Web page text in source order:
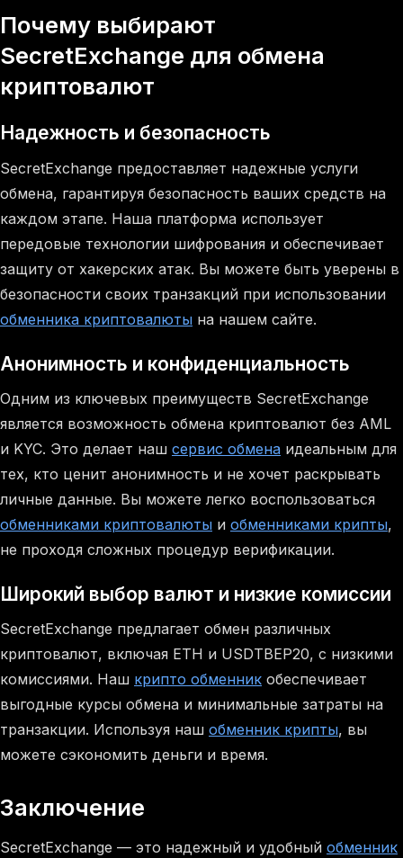
Почему выбирают
SecretExchange для обмена
криптовалют
Надежность и безопасность
SecretExchange предоставляет надежные услуги
обмена, гарантируя безопасность ваших средств на
каждом этапе. Наша платформа использует
передовые технологии шифрования и обеспечивает
защиту от хакерских атак. Вы можете быть уверены в
безопасности своих транзакций при использовании
обменника криптовалюты на нашем сайте.
Анонимность и конфиденциальность
Одним из ключевых преимуществ SecretExchange
является возможность обмена криптовалют без AML
и KYC. Это делает наш сервис обмена идеальным для
тех, кто ценит анонимность и не хочет раскрывать
личные данные. Вы можете легко воспользоваться
обменниками криптовалюты и обменниками крипты,
не проходя сложных процедур верификации.
Широкий выбор валют и низкие комиссии
SecretExchange предлагает обмен различных
криптовалют, включая ETH и USDTBEP20, с низкими
комиссиями. Наш крипто обменник обеспечивает
выгодные курсы обмена и минимальные затраты на
транзакции. Используя наш обменник крипты, вы
можете сэкономить деньги и время.
Заключение
SecretExchange — это надежный и удобный обменник